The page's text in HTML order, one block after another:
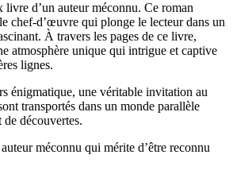
d’un⁣ auteur méconnu. Ce roman
chef-d’œuvre qui ⁤plonge le lecteur dans⁢ un
À travers les pages de ce livre,
atmosphère unique qui intrigue et captive
lignes.
énigmatique, une véritable​ invitation au
transportés ⁢dans un monde parallèle
de découvertes.
méconnu qui ​ mérite d’être reconnu